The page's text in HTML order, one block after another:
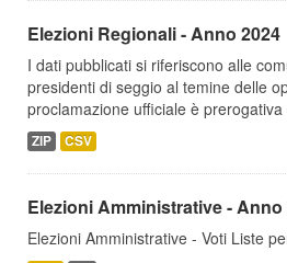
Elezioni Regionali - Anno 2024
I dati pubblicati si riferiscono alle
presidenti di seggio al temine delle
proclamazione ufficiale è prerogativa
ZIP CSV
Elezioni Amministrative - Anno
Elezioni Amministrative - Voti Liste